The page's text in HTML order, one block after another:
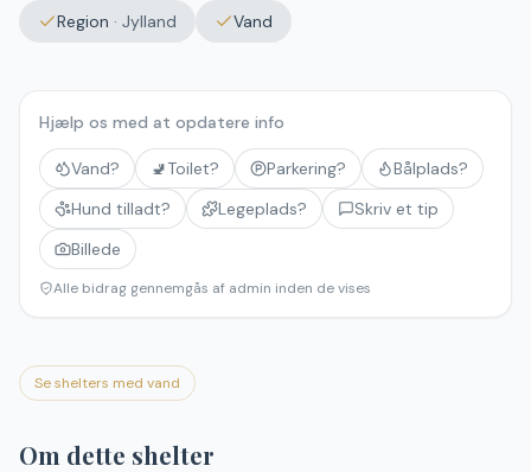
Region · Jylland Vand
Hjælp os med at opdatere info
Vand? 🚽Toilet? Parkering?
Bålplads?
Hund tilladt?
Legeplads?
Skriv et tip
Billede
Alle bidrag gennemgås af admin inden de vises
Se shelters med vand
Om dette shelter